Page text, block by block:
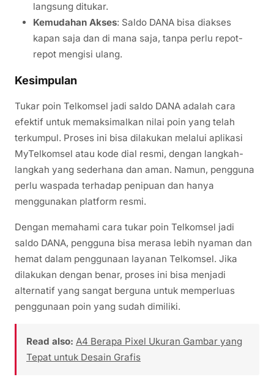
langsung ditukar.
Kemudahan Akses: Saldo DANA bisa diakses
kapan saja dan di mana saja, tanpa perlu repot-
repot mengisi ulang.
Kesimpulan
Tukar poin Telkomsel jadi saldo DANA adalah cara
efektif untuk memaksimalkan nilai poin yang telah
terkumpul. Proses ini bisa dilakukan melalui aplikasi
MyTelkomsel atau kode dial resmi, dengan langkah-
langkah yang sederhana dan aman. Namun, pengguna
perlu waspada terhadap penipuan dan hanya
menggunakan platform resmi.
Dengan memahami cara tukar poin Telkomsel jadi
saldo DANA, pengguna bisa merasa lebih nyaman dan
hemat dalam penggunaan layanan Telkomsel. Jika
dilakukan dengan benar, proses ini bisa menjadi
alternatif yang sangat berguna untuk memperluas
penggunaan poin yang sudah dimiliki.
Read also: A4 Berapa Pixel Ukuran Gambar yang
Tepat untuk Desain Grafis